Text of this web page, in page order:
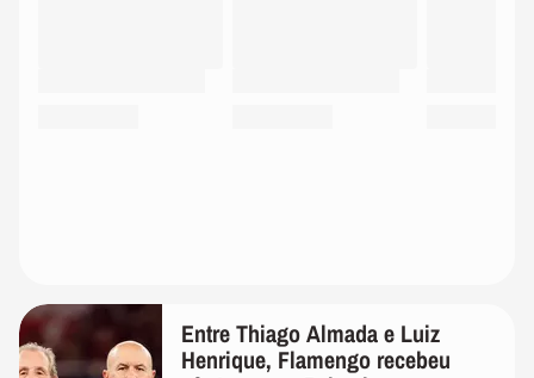
Entre Thiago Almada e Luiz
Henrique, Flamengo recebeu